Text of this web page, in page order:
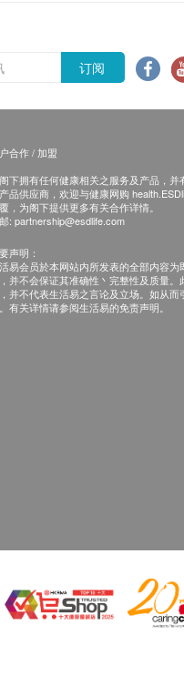
订阅
合作 / 加盟
下拥有任何健康相关之服务及产品，
品供应商，欢迎与健康网购
，为阁下提供更多有关合作详情。
: partnership@esdlife.com
声明：
易会员於本网站内所发表的全部内容
并不会保证其准确性丶完整性及质量
并不代表生活易之言论及立场。如从
有关详情请参阅生活易的免责声明。